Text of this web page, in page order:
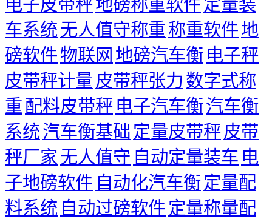
电子皮带秤地磅称重软件 定量装
车系统无人值守称重称重软件地
磅软件物联网 地磅汽车衡 电子秤
皮带秤计量 皮带秤张力 数字式称
重 配料皮带秤 电子汽车衡汽车衡
系统汽车衡基础 定量皮带秤皮带
秤厂家 无人值守 自动定量装车 电
子地磅软件 自动化汽车衡 定量配
料系统 自动过磅软件 定量称量配